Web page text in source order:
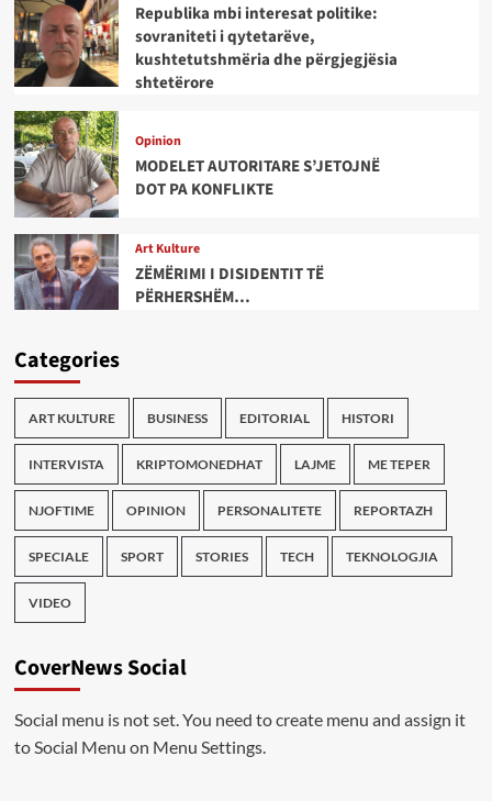
Republika mbi interesat politike:
sovraniteti i qytetarëve,
kushtetutshmëria dhe përgjegjësia
shtetërore
Opinion
MODELET AUTORITARE S’JETOJNË
DOT PA KONFLIKTE
Art Kulture
ZËMËRIMI I DISIDENTIT TË
PËRHERSHËM…
Categories
ART KULTURE BUSINESS EDITORIAL HISTORI
INTERVISTA KRIPTOMONEDHAT LAJME ME TEPER
NJOFTIME OPINION PERSONALITETE REPORTAZH
SPECIALE SPORT STORIES TECH TEKNOLOGJIA
VIDEO
CoverNews Social
Social menu is not set. You need to create menu and assign it
to Social Menu on Menu Settings.